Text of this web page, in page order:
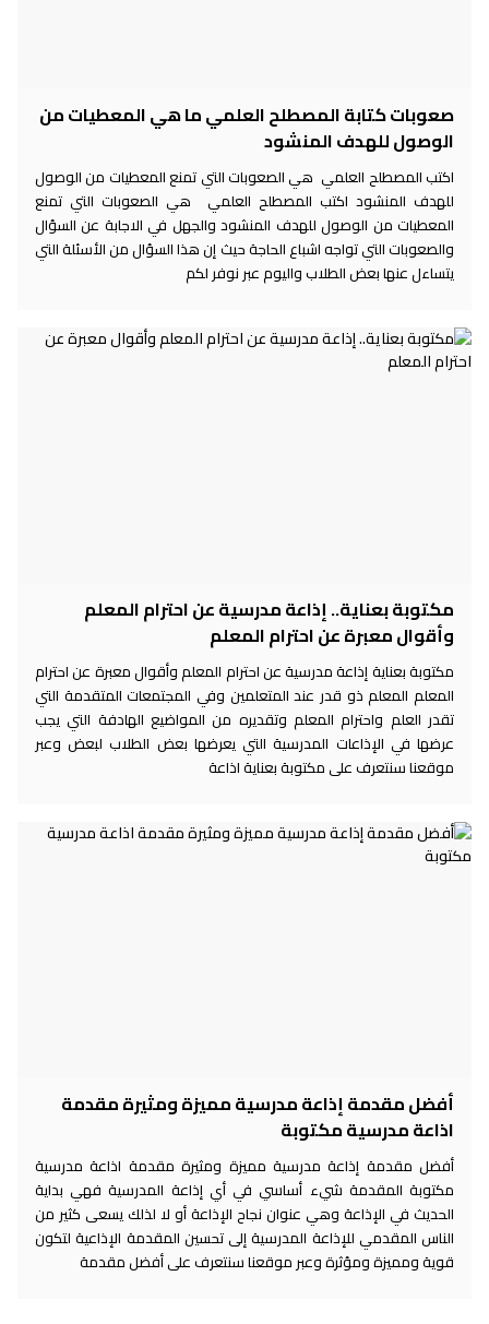
صعوبات كتابة المصطلح العلمي ما هي المعطيات من
الوصول للهدف المنشود
اكتب المصطلح العلمي هي الصعوبات التي تمنع المعطيات من الوصول
للهدف المنشود اكتب المصطلح العلمي هي الصعوبات التي تمنع
المعطيات من الوصول للهدف المنشود والجهل في الاجابة عن السؤال
والصعوبات التي تواجه اشباع الحاجة حيث إن هذا السؤال من الأسئلة التي
يتساءل عنها بعض الطلاب واليوم عبر نوفر لكم
مكتوبة بعناية.. إذاعة مدرسية عن احترام المعلم
وأقوال معبرة عن احترام المعلم
مكتوبة بعناية إذاعة مدرسية عن احترام المعلم وأقوال معبرة عن احترام
المعلم المعلم ذو قدر عند المتعلمين وفي المجتمعات المتقدمة التي
تقدر العلم واحترام المعلم وتقديره من المواضيع الهادفة التي يجب
عرضها في الإذاعات المدرسية التي يعرضها بعض الطلاب لبعض وعبر
موقعنا سنتعرف على مكتوبة بعناية اذاعة
أفضل مقدمة إذاعة مدرسية مميزة ومثيرة مقدمة
اذاعة مدرسية مكتوبة
أفضل مقدمة إذاعة مدرسية مميزة ومثيرة مقدمة اذاعة مدرسية
مكتوبة المقدمة شيء أساسي في أي إذاعة المدرسية فهي بداية
الحديث في الإذاعة وهي عنوان نجاح الإذاعة أو لا لذلك يسعى كثير من
الناس المقدمي للإذاعة المدرسية إلى تحسين المقدمة الإذاعية لتكون
قوية ومميزة ومؤثرة وعبر موقعنا سنتعرف على أفضل مقدمة